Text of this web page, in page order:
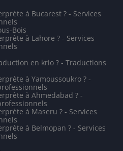
à Bucarest ? - Services
Bois
à Lahore ? - Services
en krio ? - Traductions
à Yamoussoukro ? -
à Ahmedabad ? -
à Maseru ? - Services
à Belmopan ? - Services